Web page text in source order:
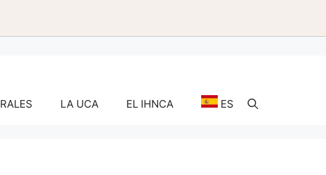
LA UCA EL IHNCA ES